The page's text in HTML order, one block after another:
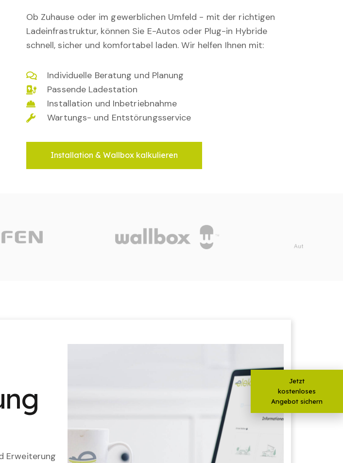
Ob Zuhause oder im gewerblichen Umfeld - mit der richtigen
Ladeinfrastruktur, können Sie E-Autos oder Plug-in Hybride
schnell, sicher und komfortabel laden. Wir helfen Ihnen mit:
Individuelle Beratung und Planung
Passende Ladestation
Installation und Inbetriebnahme
Wartungs- und Entstörungsservice
Installation & Wallbox kalkulieren
Erweiterung
Jetzt
kostenloses
Angebot sichern